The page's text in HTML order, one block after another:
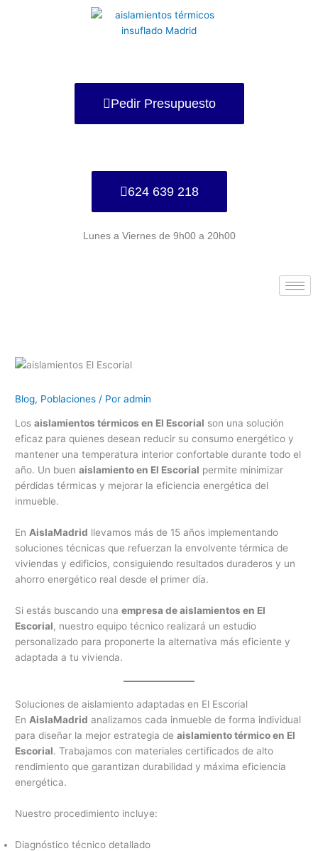
Pedir Presupuesto
624 639 218
Lunes a Viernes de 9h00 a 20h00
Blog, Poblaciones / Poradmin
Losaislamientos térmicos en El Escorial son una solución
eficaz para quienes desean reducir su consumo energético y
mantener una temperatura interior confortable durante todo el
año. Un buenaislamiento en El Escorial permite minimizar
pérdidas térmicas y mejorar la eficiencia energética del
inmueble.
EnAislaMadrid llevamos más de 15 años implementando
soluciones técnicas que refuerzan la envolvente térmica de
viviendas y edificios, consiguiendo resultados duraderos y un
ahorro energético real desde el primer día.
Si estás buscando unaempresa de aislamientos en El
Escorial, nuestro equipo técnico realizará un estudio
personalizado para proponerte la alternativa más eficiente y
adaptada a tu vivienda.
Soluciones de aislamiento adaptadas en El Escorial
En AislaMadrid analizamos cada inmueble de forma individual
para diseñar la mejor estrategia deaislamiento térmico en El
Escorial. Trabajamos con materiales certificados de alto
rendimiento que garantizan durabilidad y máxima eficiencia
energética.
Nuestro procedimiento incluye:
Diagnóstico técnico detallado